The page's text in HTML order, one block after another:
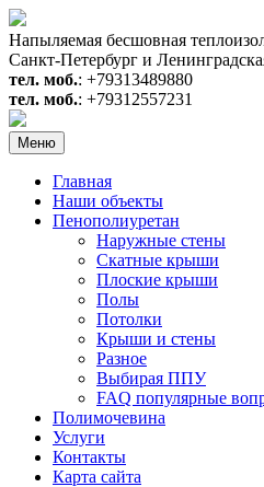
Перейти
к
содержимому
Напыляемая бесшовная
Санкт-Петербург и
тел. моб.: +79313489880
тел. моб.: +79312557231
Меню
Главная
Наши объекты
Пенополиуретан
Наружные стены
Скатные крыши
Плоские крыши
Полы
Потолки
Крыши и стены
Разное
Выбирая ППУ
FAQ популярные
Полимочевина
Услуги
Контакты
Карта сайта